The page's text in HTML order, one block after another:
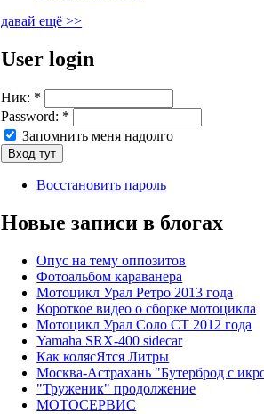
давай ещё >>
User login
Ник: *
Password: *
Запомнить меня надолго
Восстановить пароль
Новые записи в блогах
Опус на тему оппозитов
Фотоальбом караванера
Мотоцикл Урал Ретро 2013 года
Короткое видео о сборке мотоцикла
Мотоцикл Урал Соло СТ 2012 года
Yamaha SRX-400 sidecar
Как колясЯтся Литры
Москва-Астрахань "Бутерброд с
"Труженик" продолжение
МОТОСЕРВИС